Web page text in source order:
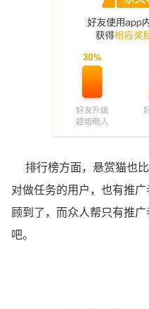
排行榜方面，悬赏猫也
对做任务的用户，也有推
顾到了，而众人帮只有推
吧。